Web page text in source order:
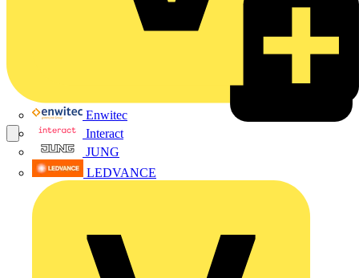
Enwitec
Interact
JUNG
LEDVANCE